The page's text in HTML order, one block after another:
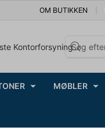
OM BUTIKKEN
Kontorforsyning
MØBLER